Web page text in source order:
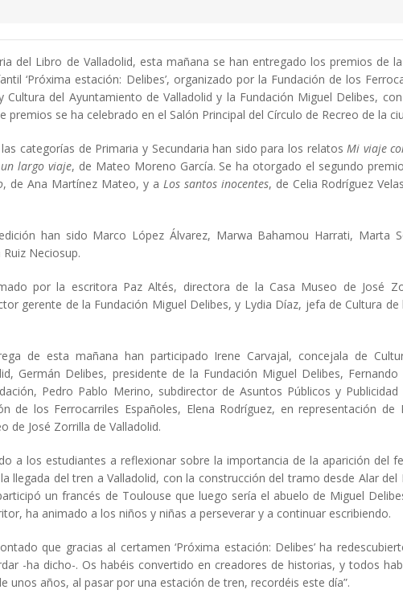
del Libro de Valladolid, esta mañana se han entregado los premios de
‘Próxima estación: Delibes’, organizado por la Fundación de los
Cultura del Ayuntamiento de Valladolid y la Fundación Miguel Delibes,
premios se ha celebrado en el Salón Principal del Círculo de Recreo de la
categorías de Primaria y Secundaria han sido para los relatosMi viaje
largo viaje, de Mateo Moreno García. Se ha otorgado el segundo
, de Ana Martínez Mateo, y a Los santos inocentes, de Celia Rodríguez
han sido Marco López Álvarez, Marwa Bahamou Harrati, Marta
Neciosup.
por la escritora Paz Altés, directora de la Casa Museo de José
gerente de la Fundación Miguel Delibes, y Lydia Díaz, jefa de Cultura de
de esta mañana han participado Irene Carvajal, concejala de
Germán Delibes, presidente de la Fundación Miguel Delibes,
Pedro Pablo Merino, subdirector de Asuntos Públicos y
de los Ferrocarriles Españoles, Elena Rodríguez, en representación de
de José Zorrilla de Valladolid.
a los estudiantes a reflexionar sobre la importancia de la aparición del
llegada del tren a Valladolid, con la construcción del tramo desde Alar del
un francés de Toulouse que luego sería el abuelo de Miguel
ha animado a los niños y niñas a perseverar y a continuar escribiendo.
que gracias al certamen ‘Próxima estación: Delibes’ ha
-ha dicho-. Os habéis convertido en creadores de historias, y todos
unos años, al pasar por una estación de tren, recordéis este día”.